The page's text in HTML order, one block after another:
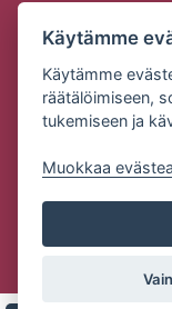
Käytämme
Käytämme
räätälöimiseen,
tukemiseen ja
Muokkaa